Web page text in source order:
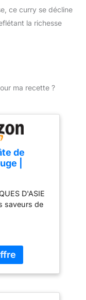
ce curry se décline
la richesse
ma recette ?
de
|
Saveurs
|
|
et
-
D'ASIE
saveurs de
curry rouge
la maison
pâte de
Elle
citron kaffir